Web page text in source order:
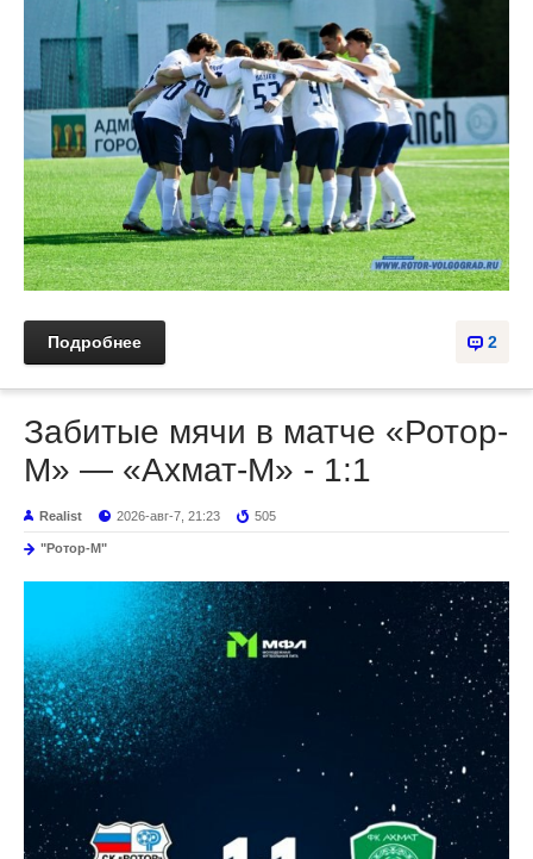
2
Подробнее
Забитые мячи в матче «Ротор-
М» — «Ахмат-М» - 1:1
Realist 2026-авг-7, 21:23 505
"Ротор-М"